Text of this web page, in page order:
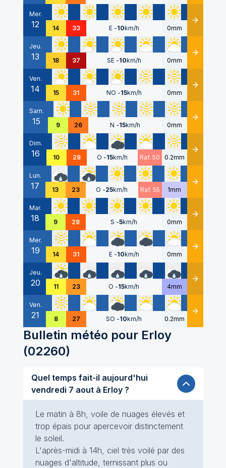
Mer.
12 14 33 E -10km/h 0mm Détails
Jeu.
13 18 37 SE -10km/h 0mm Détails
Ven.
14 15 31 NO -15km/h 0mm Détails
Sam.
15 9 26 N -15km/h 0mm Détails
Dim.
16 10 28 O -15km/h Raf. 50 0.2mm Détails
Lun.
17 13 23 O -25km/h Raf. 55 1mm Détails
Mar.
18 9 28 S -5km/h 0mm Détails
Mer.
19 14 31 E -10km/h 0mm Détails
Jeu.
20 11 23 O -15km/h 4mm Détails
Ven.
21 8 27 SO -10km/h 0.2mm Détails
Bulletin météo pour Erloy
(02260)
Quel temps fait-il aujourd'hui
vendredi 7 aout à Erloy ?
Le matin à 8h, voile de nuages élevés et
trop épais pour apercevoir distinctement
le soleil.
L'après-midi à 14h, ciel très voilé par des
nuages d'altitude, ternissant plus ou